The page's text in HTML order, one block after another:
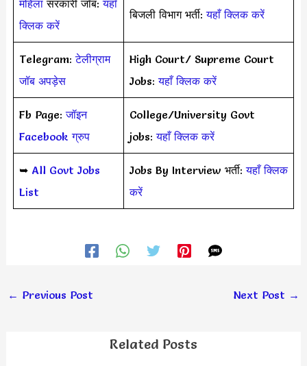
महिलासरकारी जॉब:यहाँ
क्लिक करें
बिजली विभाग भर्ती:यहाँ क्लिक करें
Telegram:टेलीग्राम
जॉब अपड़ेस
High Court/ Supreme Court
Jobs:यहाँ क्लिक करें
Fb Page:जॉइन
Facebook ग्रुप
College/University Govt
jobs:यहाँ क्लिक करें
➥ All Govt Jobs
List
Jobs By Interview भर्ती:यहाँ क्लिक
करें
← Previous Post Next Post →
Related Posts